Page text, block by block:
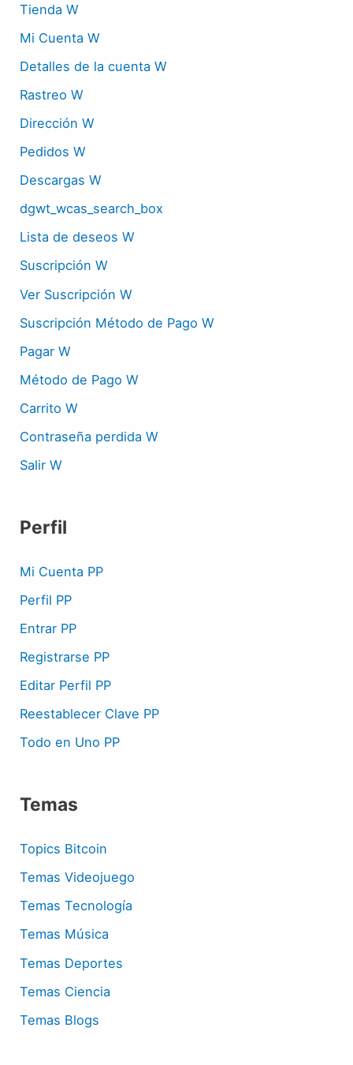
Tienda W
Mi Cuenta W
Detalles de la cuenta W
Rastreo W
Dirección W
Pedidos W
Descargas W
dgwt_wcas_search_box
Lista de deseos W
Suscripción W
Ver Suscripción W
Suscripción Método de Pago W
Pagar W
Método de Pago W
Carrito W
Contraseña perdida W
Salir W
Perfil
Mi Cuenta PP
Perfil PP
Entrar PP
Registrarse PP
Editar Perfil PP
Reestablecer Clave PP
Todo en Uno PP
Temas
Topics Bitcoin
Temas Videojuego
Temas Tecnología
Temas Música
Temas Deportes
Temas Ciencia
Temas Blogs